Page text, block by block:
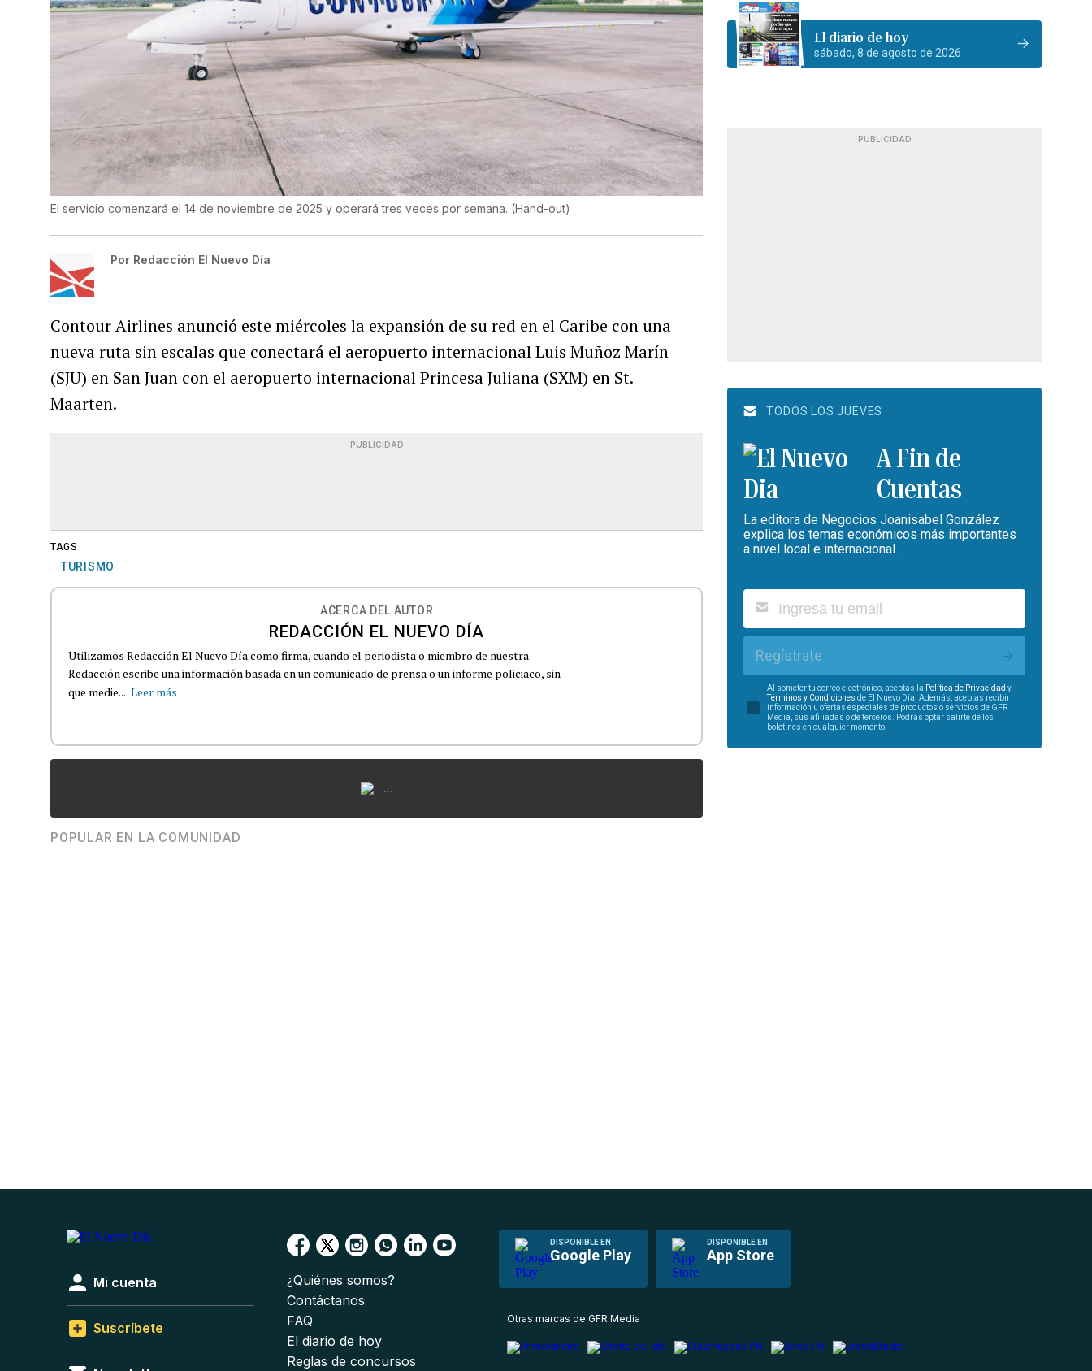
El servicio comenzará el 14 de noviembre de 2025 y operará tres veces por semana. (Hand-out)
Por Redacción El Nuevo Día
Contour Airlines anunció este miércoles la expansión de su red en el Caribe con una
nueva ruta sin escalas que conectará el aeropuerto internacional Luis Muñoz Marín
(SJU) en San Juan con el aeropuerto internacional Princesa Juliana (SXM) en St.
Maarten.
PUBLICIDAD
TAGS
TURISMO
ACERCA DEL AUTOR
REDACCIÓN EL NUEVO DÍA
Utilizamos Redacción El Nuevo Día como firma, cuando el periodista o miembro de nuestra
Redacción escribe una información basada en un comunicado de prensa o un informe policiaco, sin
que medie... Leer más
...
POPULAR EN LA COMUNIDAD
El diario de hoy
sábado, 8 de agosto de 2026
PUBLICIDAD
TODOS LOS JUEVES
A Fin de
Cuentas
La editora de Negocios Joanisabel González
explica los temas económicos más importantes
a nivel local e internacional.
Regístrate
Al someter tu correo electrónico, aceptas la Política de Privacidad y
Términos y Condiciones de El Nuevo Día. Además, aceptas recibir
información u ofertas especiales de productos o servicios de GFR
Media, sus afiliadas o de terceros. Podrás optar salirte de los
boletines en cualquier momento.
DISPONIBLE EN
Google Play
DISPONIBLE EN
App Store
Mi cuenta
Suscríbete
¿Quiénes somos?
Contáctanos
FAQ
El diario de hoy
Reglas de concursos
Otras marcas de GFR Media